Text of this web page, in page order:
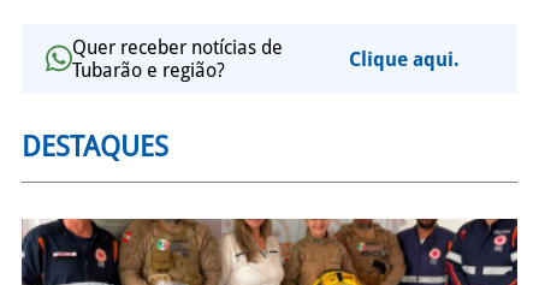
Quer receber notícias de
Tubarão e região?
Clique aqui.
DESTAQUES